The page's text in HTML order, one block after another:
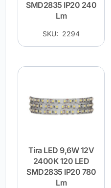
SMD2835 IP20 240
Lm
SKU: 2294
Tira LED 9,6W 12V
2400K 120 LED
SMD2835 IP20 780
Lm